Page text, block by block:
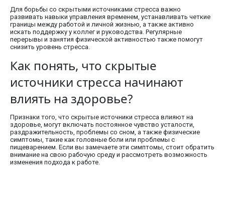
Для борьбы со скрытыми источниками стресса важно
развивать навыки управления временем, устанавливать четкие
границы между работой и личной жизнью, а также активно
искать поддержку у коллег и руководства. Регулярные
перерывы и занятия физической активностью также помогут
снизить уровень стресса.
Как понять, что скрытые
источники стресса начинают
влиять на здоровье?
Признаки того, что скрытые источники стресса влияют на
здоровье, могут включать постоянное чувство усталости,
раздражительность, проблемы со сном, а также физические
симптомы, такие как головные боли или проблемы с
пищеварением. Если вы замечаете эти симптомы, стоит обратить
внимание на свою рабочую среду и рассмотреть возможность
изменения подхода к работе.